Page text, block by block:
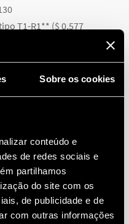
Sobre os cookies
conteúdo e
de redes sociais e
partilhamos
do site com os
de publicidade e de
com outras informações
T1-R1** ($ 0,577
no corredor de um
por um sensor
pessoa transita pelo
detecta movimento, o
se somente em 30
pessoa transita pelo